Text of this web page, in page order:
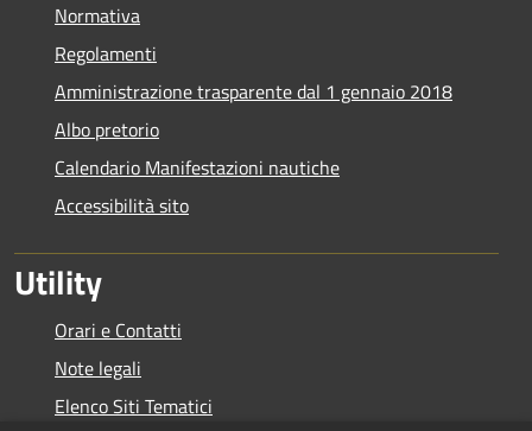
Normativa
Regolamenti
Amministrazione trasparente dal 1 gennaio 2018
Albo pretorio
Calendario Manifestazioni nautiche
Accessibilità sito
Utility
Orari e Contatti
Note legali
Elenco Siti Tematici